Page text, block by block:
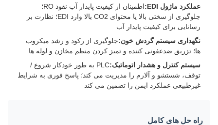
عملکرد ماژول EDI:
اطمینان از کیفیت پایدار آب نفوذ RO؛
جلوگیری از سختی بالا یا محتوای CO2 بالا وارد EDI؛ نظارت بر
رسانایی برای کیفیت پایدار آب
نگهداری سیستم گردش خون:جلوگیری از رکود و رشد میکروب
ها؛ تزریق ضدعفونی کننده و تمیز کردن منظم مخازن و لوله ها
سیستم کنترل و هشدار اتوماتیک:
PLC به طور خودکار شروع /
توقف، شستشو و آلارم را مدیریت می کند؛ پاسخ فوری به شرایط
غیرطبیعی عملکرد ایمن را تضمین می کند
راه حل های کامل